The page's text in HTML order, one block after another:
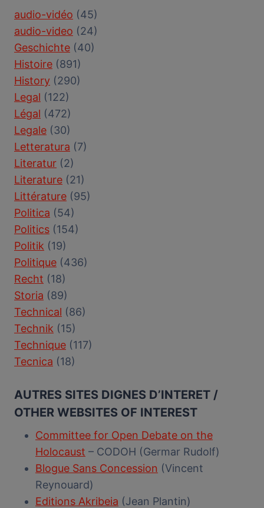
audio-vidéo (45)
audio-video (24)
Geschichte (40)
Histoire (891)
History (290)
Legal (122)
Légal (472)
Legale (30)
Letteratura (7)
Literatur (2)
Literature (21)
Littérature (95)
Politica (54)
Politics (154)
Politik (19)
Politique (436)
Recht (18)
Storia (89)
Technical (86)
Technik (15)
Technique (117)
Tecnica (18)
AUTRES SITES DIGNES D’INTERET /
OTHER WEBSITES OF INTEREST
Committee for Open Debate on the
Holocaust – CODOH (Germar Rudolf)
Blogue Sans Concession (Vincent
Reynouard)
Editions Akribeia (Jean Plantin)